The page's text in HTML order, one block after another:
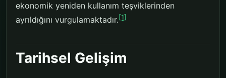
ekonomik yeniden kullanım teşviklerinden
ayrıldığını vurgulamaktadır.[1]
Tarihsel Gelişim